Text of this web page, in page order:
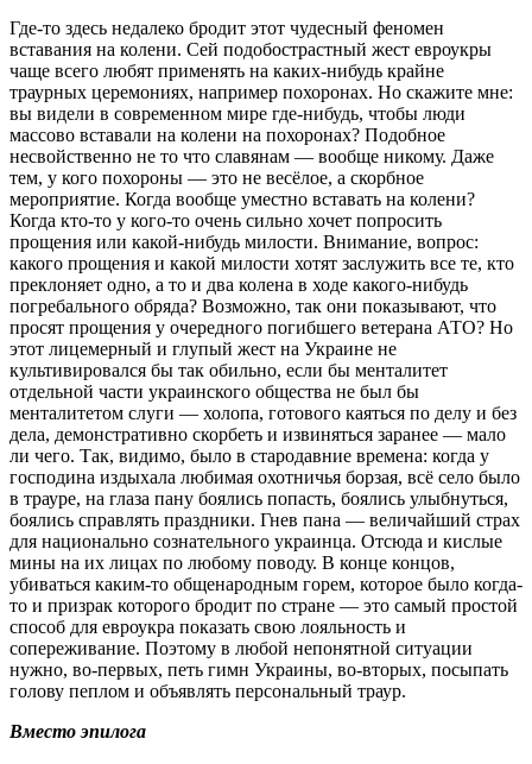
Где-то здесь недалеко бродит этот чудесный феномен
вставания на колени. Сей подобострастный жест евроукры
чаще всего любят применять на каких-нибудь крайне
траурных церемониях, например похоронах. Но скажите мне:
вы видели в современном мире где-нибудь, чтобы люди
массово вставали на колени на похоронах? Подобное
несвойственно не то что славянам ― вообще никому. Даже
тем, у кого похороны ― это не весёлое, а скорбное
мероприятие. Когда вообще уместно вставать на колени?
Когда кто-то у кого-то очень сильно хочет попросить
прощения или какой-нибудь милости. Внимание, вопрос:
какого прощения и какой милости хотят заслужить все те, кто
преклоняет одно, а то и два колена в ходе какого-нибудь
погребального обряда? Возможно, так они показывают, что
просят прощения у очередного погибшего ветерана АТО? Но
этот лицемерный и глупый жест на Украине не
культивировался бы так обильно, если бы менталитет
отдельной части украинского общества не был бы
менталитетом слуги ― холопа, готового каяться по делу и без
дела, демонстративно скорбеть и извиняться заранее ― мало
ли чего. Так, видимо, было в стародавние времена: когда у
господина издыхала любимая охотничья борзая, всё село было
в трауре, на глаза пану боялись попасть, боялись улыбнуться,
боялись справлять праздники. Гнев пана ― величайший страх
для национально сознательного украинца. Отсюда и кислые
мины на их лицах по любому поводу. В конце концов,
убиваться каким-то общенародным горем, которое было когда-
то и призрак которого бродит по стране ― это самый простой
способ для евроукра показать свою лояльность и
сопереживание. Поэтому в любой непонятной ситуации
нужно, во-первых, петь гимн Украины, во-вторых, посыпать
голову пеплом и объявлять персональный траур.
Вместо эпилога